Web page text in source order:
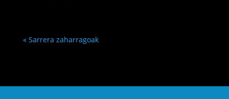
« Sarrera zaharragoak